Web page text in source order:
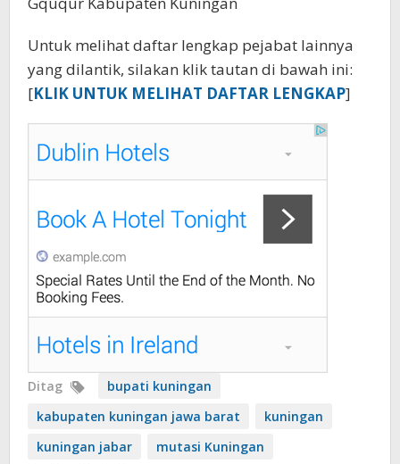
‎‎Untuk melihat daftar lengkap pejabat lainnya
yang dilantik, silakan klik tautan di bawah ini:‎
[KLIK UNTUK MELIHAT DAFTAR LENGKAP]
Ditag
bupati kuningan
kabupaten kuningan jawa barat
kuningan
kuningan jabar
mutasi Kuningan